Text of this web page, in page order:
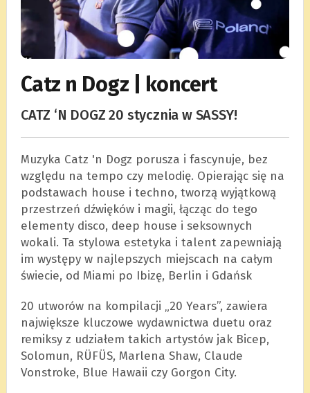
Catz n Dogz | koncert
CATZ ‘N DOGZ 20 stycznia w SASSY!
Muzyka Catz 'n Dogz porusza i fascynuje, bez
względu na tempo czy melodię. Opierając się na
podstawach house i techno, tworzą wyjątkową
przestrzeń dźwięków i magii, łącząc do tego
elementy disco, deep house i seksownych
wokali. Ta stylowa estetyka i talent zapewniają
im ​​występy w najlepszych miejscach na całym
świecie, od Miami po Ibizę, Berlin i Gdańsk
20 utworów na kompilacji „20 Years”, zawiera
największe kluczowe wydawnictwa duetu oraz
remiksy z udziałem takich artystów jak Bicep,
Solomun, RÜFÜS, Marlena Shaw, Claude
Vonstroke, Blue Hawaii czy Gorgon City.